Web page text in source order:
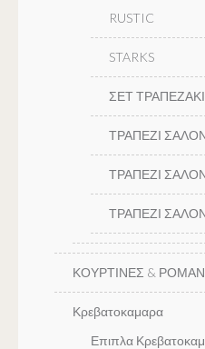
RUSTIC
STARKS
ΣΕΤ
ΤΡΑΠΕΖΙ
ΤΡΑΠΕΖΙ
ΤΡΑΠΕΖΙ
ΚΟΥΡΤΙΝΕΣ & ΡΟΜΑΝ
Κρεβατοκαμαρα
Επιπλα